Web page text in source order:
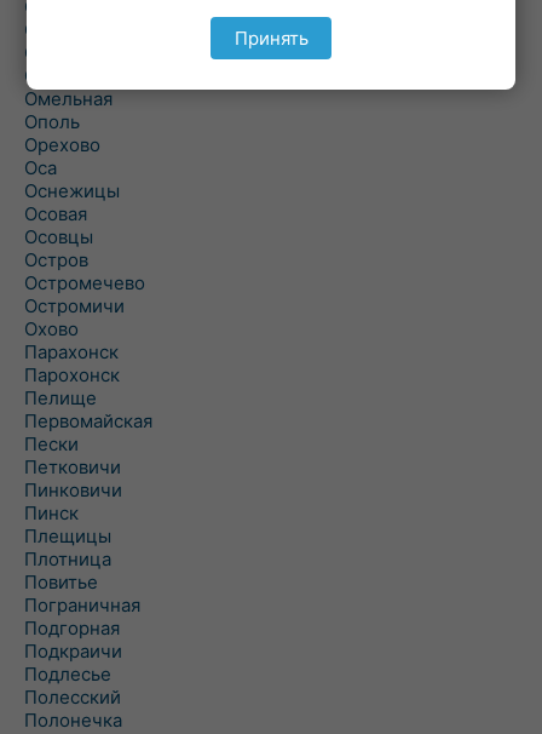
Олтуш
Ольманы
Ольпень
Ольшаны
Омельная
Ополь
Орехово
Оса
Оснежицы
Осовая
Осовцы
Остров
Остромечево
Остромичи
Охово
Парахонск
Парохонск
Пелище
Первомайская
Пески
Петковичи
Пинковичи
Пинск
Плещицы
Плотница
Повитье
Пограничная
Подгорная
Подкраичи
Подлесье
Полесский
Полонечка
Принять